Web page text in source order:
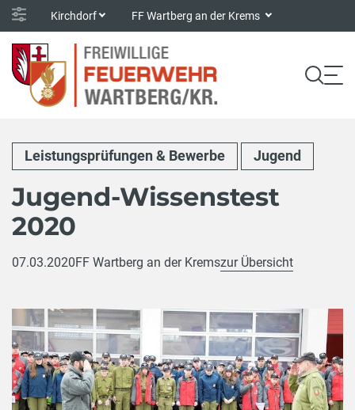
Kirchdorf FF Wartberg an der Krems
Leistungsprüfungen & Bewerbe Jugend
Jugend-Wissenstest
2020
07.03.2020FF Wartberg an der Kremszur Übersicht